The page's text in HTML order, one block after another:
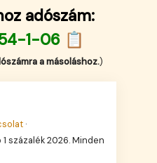
adószám:
1-06 📋
a másoláshoz.)
·
1 százalék 2026. Minden